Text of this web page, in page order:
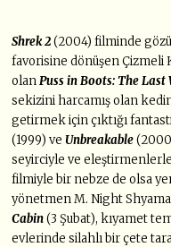
Shrek 2(2004) filminde
favorisine dönüşen
olanPuss in Boots: The
sekizini harcamış olan
getirmek için çıktığı
(1999) veUnbreakable
seyirciyle ve eleştirmenlerle
filmiyle bir nebze de olsa
yönetmen M. Night
Cabin(3 Şubat), kıyamet
evlerinde silahlı bir çete